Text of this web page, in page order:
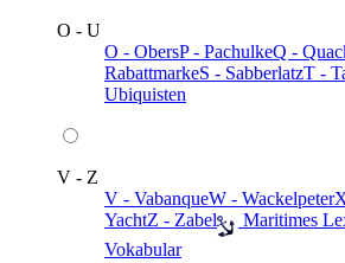
O - U
O - ObersP - PachulkeQ -
RabattmarkeS - SabberlatzT -
Ubiquisten
V - Z
V - VabanqueW - Wackelpeter
YachtZ - Zabel Maritimes
Vokabular